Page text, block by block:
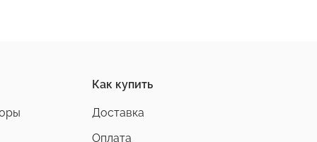
Как купить
Доставка
Оплата